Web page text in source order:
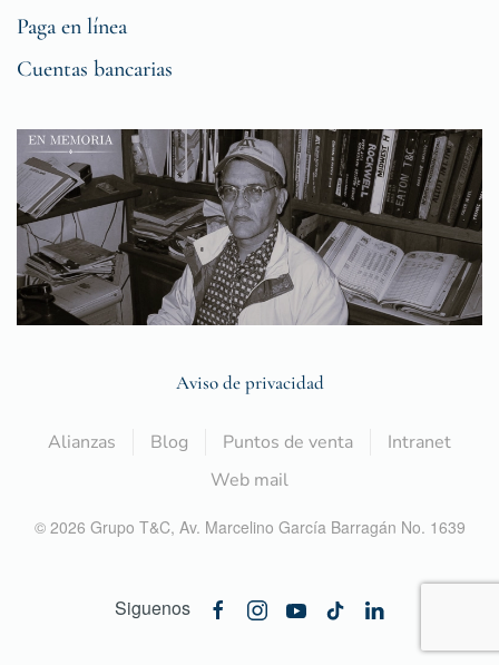
Paga en línea
Cuentas bancarias
Aviso de privacidad
Alianzas Blog Puntos de venta
Intranet
Web mail
© 2026 Grupo T&C, Av. Marcelino García Barragán No. 1639
Siguenos